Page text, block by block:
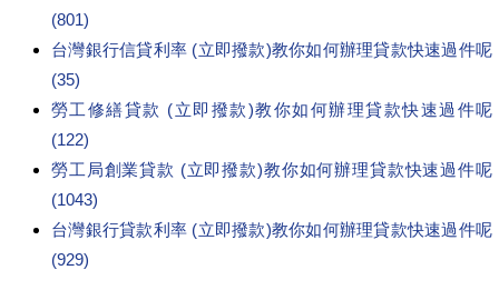
(801)
台灣銀行信貸利率 (立即撥款)教你如何辦理貸款快速過件呢
(35)
勞工修繕貸款 (立即撥款)教你如何辦理貸款快速過件呢
(122)
勞工局創業貸款 (立即撥款)教你如何辦理貸款快速過件呢
(1043)
台灣銀行貸款利率 (立即撥款)教你如何辦理貸款快速過件呢
(929)